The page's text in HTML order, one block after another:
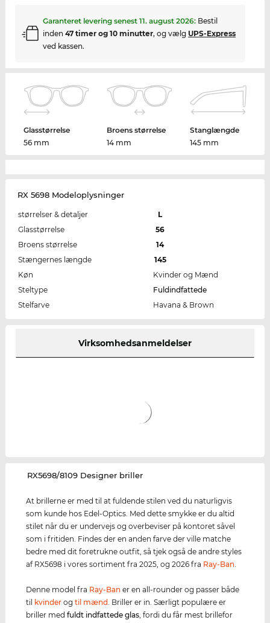
Garanteret levering senest 11. august 2026: Bestil
inden 47 timer og 10 minutter, og vælg UPS-Express
ved kassen.
Glasstørrelse
56 mm
Broens størrelse
14 mm
Stanglængde
145 mm
RX 5698 Modeloplysninger
størrelser & detaljer
L
Glasstørrelse
56
Broens størrelse
14
Stængernes længde
145
Køn
Kvinder og Mænd
Steltype
Fuldindfattede
Stelfarve
Havana & Brown
Virksomhedsanmeldelser
‌RX5698/8109 Designer briller
At brillerne er med til at fuldende stilen ved du naturligvis
som kunde hos Edel-Optics. Med dette smykke er du altid
stilet når du er undervejs og overbeviser på kontoret såvel
som i fritiden. Findes der en anden farve der ville matche
bedre med dit foretrukne outfit, så tjek også de andre styles
af RX5698 i vores sortiment fra 2025, og 2026 fra Ray-Ban
Denne model fra Ray-Ban er en all-rounder og passer både
til kvinder ogtil mænd . Briller er in. Særligt populære er
briller medfuldt indfattede glas , fordi du får mest brillefor